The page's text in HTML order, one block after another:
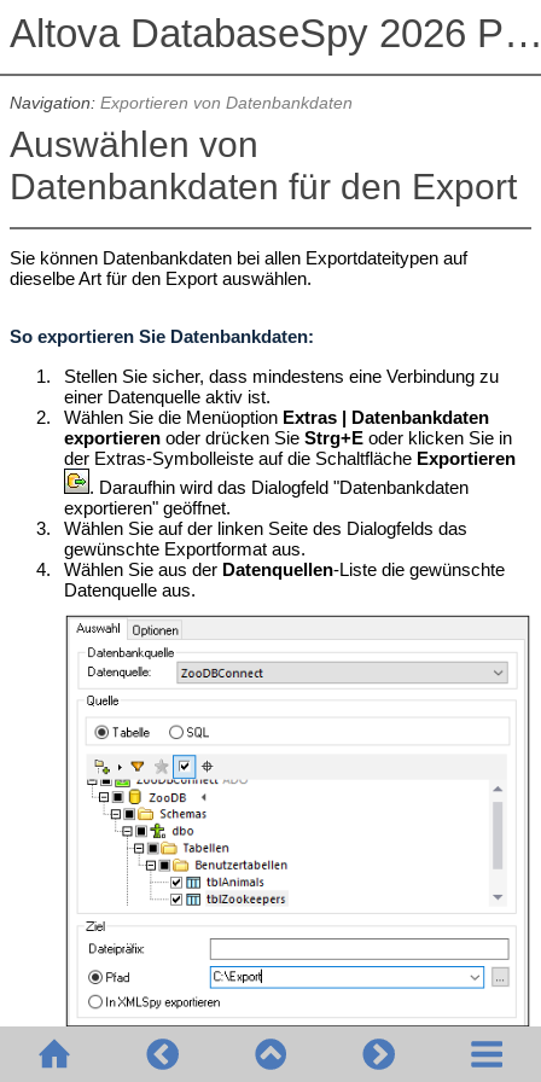
Altova DatabaseSpy 2026
Navigation: Exportieren von Datenbankdaten
Auswählen von
Datenbankdaten für den Export
Sie können Datenbankdaten bei allen Exportdateitypen auf
dieselbe Art für den Export auswählen.
So exportieren Sie Datenbankdaten:
1.
Stellen Sie sicher, dass mindestens eine Verbindung zu
einer Datenquelle aktiv ist.
2.
Wählen Sie die Menüoption Extras | Datenbankdaten
exportieren oder drücken SieStrg+E oder klicken Sie in
der Extras-Symbolleiste auf die Schaltfläche Exportieren
. Daraufhin wird das Dialogfeld "Datenbankdaten
exportieren" geöffnet.
3.
Wählen Sie auf der linken Seite des Dialogfelds das
gewünschte Exportformat aus.
4.
Wählen Sie aus der Datenquellen-Liste die gewünschte
Datenquelle aus.
5.
Wählen Sie die gewünschten Daten in der
Quellstrukturansicht folgendermaßen aus: